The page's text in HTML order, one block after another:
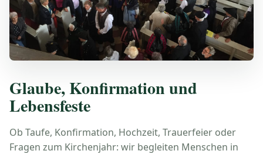
Glaube, Konfirmation und
Lebensfeste
Ob Taufe, Konfirmation, Hochzeit, Trauerfeier oder
Fragen zum Kirchenjahr: wir begleiten Menschen in